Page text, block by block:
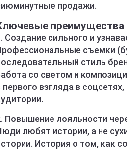
продажи.
преимущества
Создание сильного и
съемки
стиль
со светом и
первого взгляда в
Повышение лояльности
любят истории, а не
История о том, как